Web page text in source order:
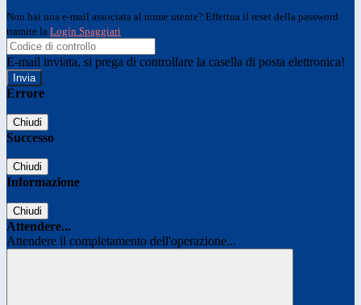
Non hai una e-mail associata al nome utente? Effettua il reset della password
tramite la Login Spaggiari
E-mail inviata, si prega di controllare la casella di posta elettronica!
Errore
Chiudi
Successo
Chiudi
Informazione
Chiudi
Attendere...
Attendere il completamento dell'operazione...